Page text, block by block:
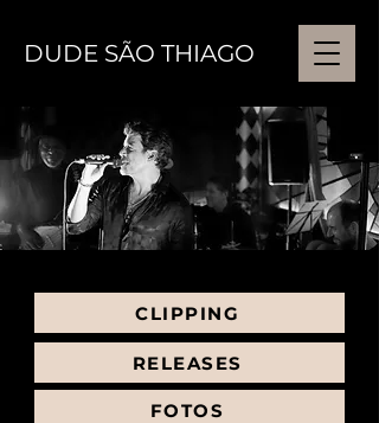
DUDE SÃO THIAGO
CLIPPING
RELEASES
FOTOS